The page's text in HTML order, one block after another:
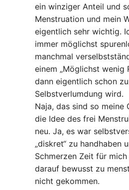
ein winziger Anteil und
Menstruation und mein
eigentlich sehr wichtig.
immer möglichst
manchmal
einem „Möglichst wenig
dann eigentlich schon
Selbstverlumdung wird.
Naja, das sind so meine
die Idee des frei
neu. Ja, es war
„diskret“ zu handhaben
Schmerzen Zeit für
darauf bewusst zu
nicht gekommen.